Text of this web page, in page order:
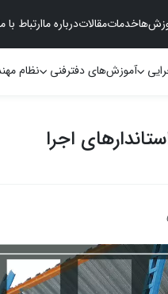
خدماتمقالاتدرباره ماارتباط با
آموزش‌های دفترفنی نظام
اجرا